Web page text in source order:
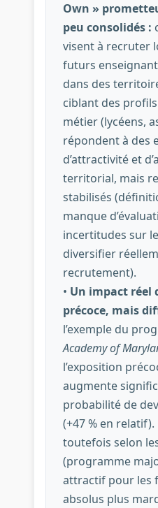
Own »
peu consolidés :
visent à recruter
futurs
dans des
ciblant des
métier (lycéens,
répondent à des
d’attractivité et
territorial, mais
stabilisés
manque
incertitudes sur
diversifier
recrutement).
• Un impact réel
précoce, mais
l’exemple du
Academy of
l’exposition
augmente
probabilité de
(+47 % en
toutefois selon
(programme
attractif pour les
absolus plus